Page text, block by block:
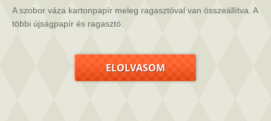
A szobor váza kartonpapír meleg ragasztóval van összeállítva. A
többi újságpapír és ragasztó.
ELOLVASOM